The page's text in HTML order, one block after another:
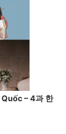
– 4과 한